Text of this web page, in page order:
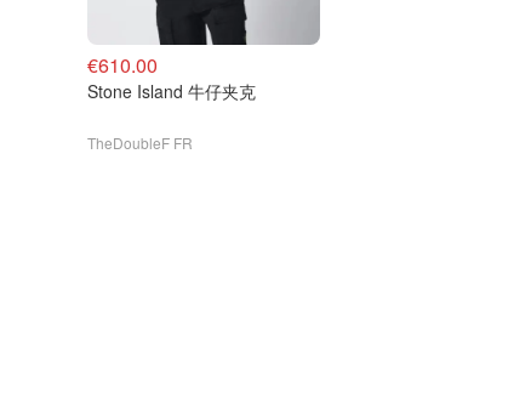
€610.00
Stone Island 牛仔夹克
TheDoubleF FR